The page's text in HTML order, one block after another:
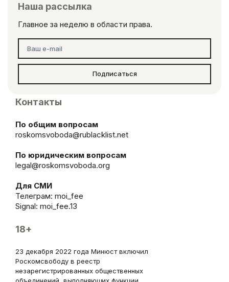
Наша рассылка
Главное за неделю в области права.
Подписаться
Контакты
По общим вопросам
roskomsvoboda@rublacklist.net
По юридическим вопросам
legal@roskomsvoboda.org
Для СМИ
Телеграм: moi_fee
Signal: moi_fee.13
18+
23 декабря 2022 года Минюст включил
Роскомсвободу в реестр
незарегистрированных общественных
объединений, выполняющих функции